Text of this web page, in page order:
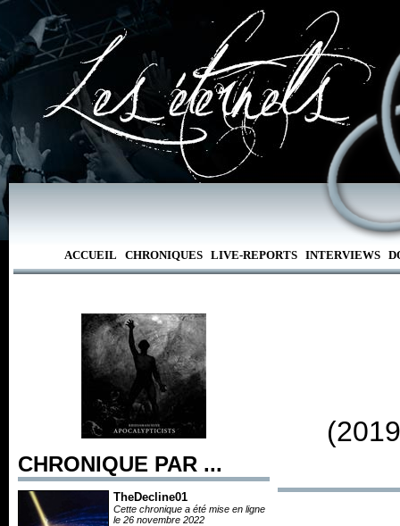
ACCUEIL CHRONIQUES LIVE-REPORTS INTERVIEWS
CHRONIQUE PAR ...
TheDecline01
Cette chronique a été mise en ligne
le 26 novembre 2022